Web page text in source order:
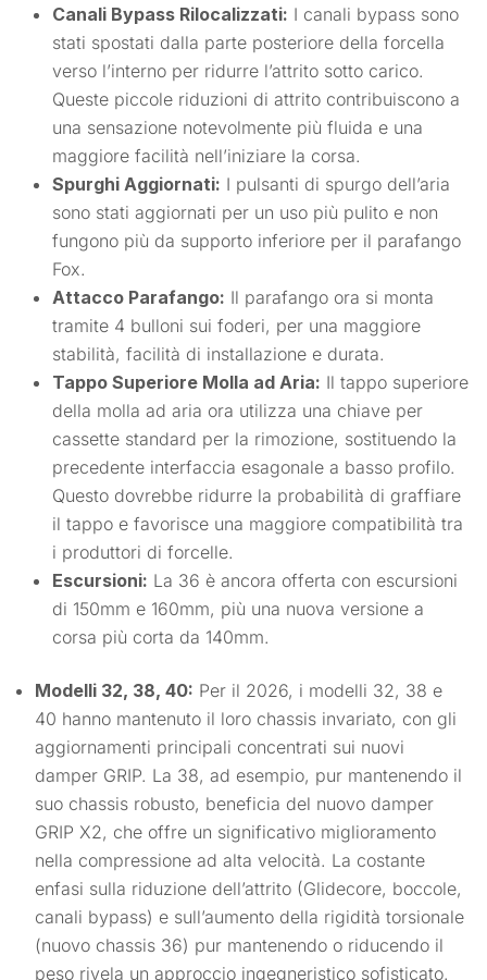
Canali Bypass Rilocalizzati: I canali bypass sono
stati spostati dalla parte posteriore della forcella
verso l’interno per ridurre l’attrito sotto carico.
Queste piccole riduzioni di attrito contribuiscono a
una sensazione notevolmente più fluida e una
maggiore facilità nell’iniziare la corsa.
Spurghi Aggiornati: I pulsanti di spurgo dell’aria
sono stati aggiornati per un uso più pulito e non
fungono più da supporto inferiore per il parafango
Fox.
Attacco Parafango: Il parafango ora si monta
tramite 4 bulloni sui foderi, per una maggiore
stabilità, facilità di installazione e durata.
Tappo Superiore Molla ad Aria: Il tappo superiore
della molla ad aria ora utilizza una chiave per
cassette standard per la rimozione, sostituendo la
precedente interfaccia esagonale a basso profilo.
Questo dovrebbe ridurre la probabilità di graffiare
il tappo e favorisce una maggiore compatibilità tra
i produttori di forcelle.
Escursioni: La 36 è ancora offerta con escursioni
di 150mm e 160mm, più una nuova versione a
corsa più corta da 140mm.
Modelli 32, 38, 40: Per il 2026, i modelli 32, 38 e
40 hanno mantenuto il loro chassis invariato, con gli
aggiornamenti principali concentrati sui nuovi
damper GRIP. La 38, ad esempio, pur mantenendo il
suo chassis robusto, beneficia del nuovo damper
GRIP X2, che offre un significativo miglioramento
nella compressione ad alta velocità. La costante
enfasi sulla riduzione dell’attrito (Glidecore, boccole,
canali bypass) e sull’aumento della rigidità torsionale
(nuovo chassis 36) pur mantenendo o riducendo il
peso rivela un approccio ingegneristico sofisticato.